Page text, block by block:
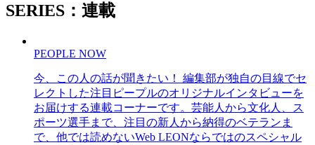
SERIES：連載
PEOPLE NOW
今、この人の話が聞きたい！ 編集部が独自の目線でセ
レクトした注目ピープルのオリジナルインタビューを
お届けする連載コーナーです。芸能人から文化人、ス
ポーツ選手まで、注目の新人から納得のベテランま
で、他では読めないWeb LEONならではのスペシャル